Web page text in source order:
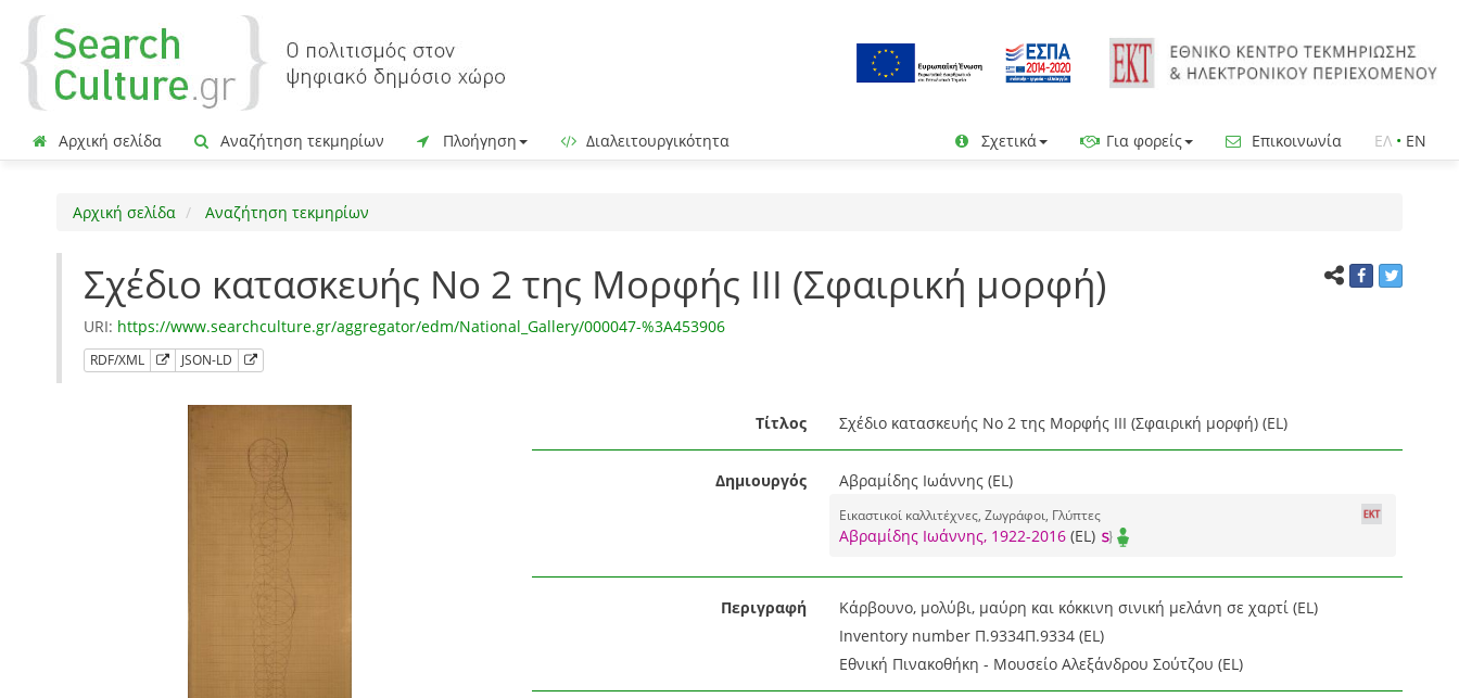
Αρχική σελίδα Αναζήτηση τεκμηρίων Πλοήγηση Διαλειτουργικότητα Σχετικά Για φορείς Επικοινωνία ΕΛ • EN
Αρχική σελίδα Αναζήτηση τεκμηρίων
Σχέδιο κατασκευής Νο 2 της Μορφής ΙΙΙ (Σφαιρική μορφή)
URI: https://www.searchculture.gr/aggregator/edm/National_Gallery/000047-%3A453906
RDF/XML JSON-LD
Τίτλος Σχέδιο κατασκευής Νο 2 της Μορφής ΙΙΙ (Σφαιρική μορφή) (EL)
Δημιουργός Αβραμίδης Ιωάννης (EL)
Εικαστικοί καλλιτέχνες, Ζωγράφοι, Γλύπτες
Αβραμίδης Ιωάννης, 1922-2016(EL)
Περιγραφή
Κάρβουνο, μολύβι, μαύρη και κόκκινη σινική μελάνη σε χαρτί (EL)
Inventory number Π.9334Π.9334 (EL)
Εθνική Πινακοθήκη - Μουσείο Αλεξάνδρου Σούτζου (EL)